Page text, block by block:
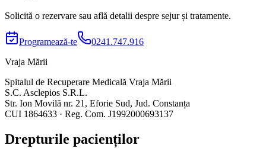
Solicită o rezervare sau află detalii despre sejur și tratamente.
Programează-te
0241.747.916
Vraja Mării
Spitalul de Recuperare Medicală Vraja Mării
S.C. Asclepios S.R.L.
Str. Ion Movilă nr. 21, Eforie Sud, Jud. Constanța
CUI 1864633 · Reg. Com. J1992000693137
Drepturile pacienților